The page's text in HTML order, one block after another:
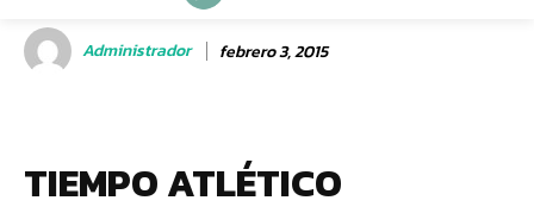
Administrador febrero 3, 2015
TIEMPO ATLÉTICO